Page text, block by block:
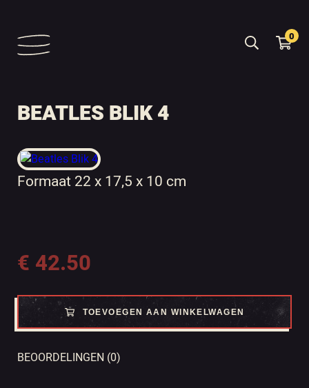
0
BEATLES BLIK 4
Formaat 22 x 17,5 x 10 cm
€ 42.50
TOEVOEGEN AAN WINKELWAGEN
BEOORDELINGEN (0)